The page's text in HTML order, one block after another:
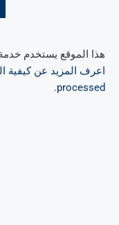
هذا الموقع يستخدم
اعرف المزيد عن كيفية
processed
.